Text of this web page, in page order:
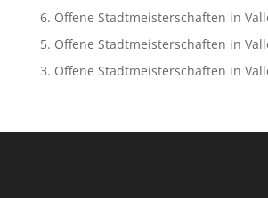
6. Offene Stadtmeisterschaften in
5. Offene Stadtmeisterschaften in
3. Offene Stadtmeisterschaften in